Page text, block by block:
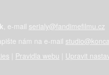
, e-mail serialy@fandimefilmu.cz
nám na e-mail
Pravidla webu Upravit